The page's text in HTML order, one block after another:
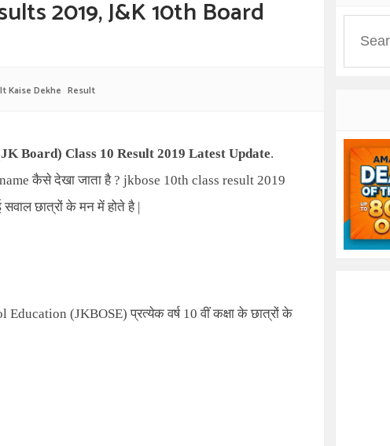
2019, J&K 10th Board
Kaise Dekhe Result
Board) Class 10 Result 2019 Latest Update.
कैसे देखा जाता है? jkbose 10th class result 2019
छात्रों के मन में होते है |
Education (JKBOSE)प्रत्येक वर्ष 10 वीं कक्षा के छात्रों के